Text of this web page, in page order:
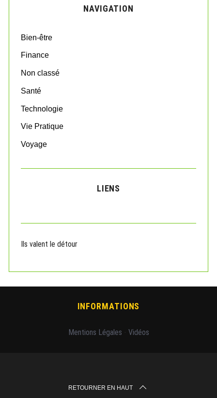
o
:
NAVIGATION
Bien-être
Finance
Non classé
Santé
Technologie
Vie Pratique
Voyage
LIENS
Ils valent le détour
INFORMATIONS
Mentions Légales Vidéos
RETOURNER EN HAUT